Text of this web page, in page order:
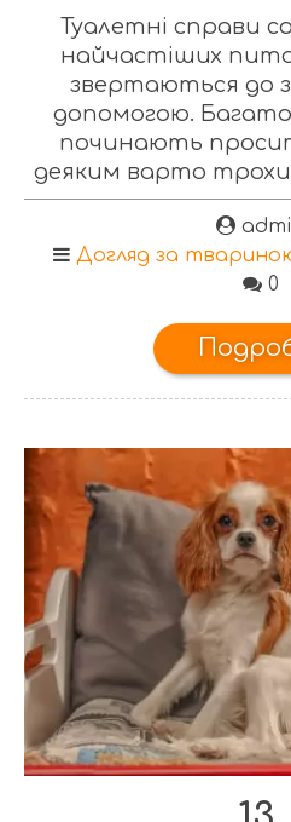
Туалетні справи
найчастіших
звертаються до
допомогою. Багато
починають
деяким варто трохи
Догляд за
0